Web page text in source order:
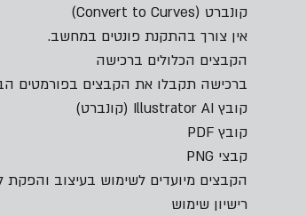
קונברט (Convert to Curves)
אין צורך בהתקנת פונטים במחשב.
הקבצים הכלולים ברכישה
ברכישה תקבלו את הקבצים בפורמטים
קובץ Illustrator AI (קונברט)
קובץ PDF
קבצי PNG
הקבצים מיועדים לשימוש בעיצוב והפקת
רישיון שימוש